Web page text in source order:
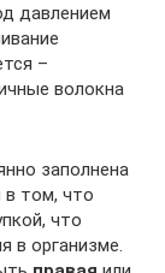
давлением
–
волокна
заполнена
в том, что
что
в организме.